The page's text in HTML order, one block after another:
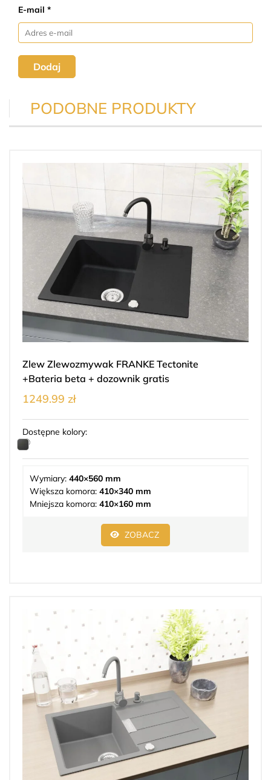
E-mail *
Dodaj
PODOBNE PRODUKTY
Zlew Zlewozmywak FRANKE Tectonite
+Bateria beta + dozownik gratis
1249.99 zł
Dostępne kolory:
Wymiary: 440×560 mm
Większa komora: 410×340 mm
Mniejsza komora: 410×160 mm
ZOBACZ